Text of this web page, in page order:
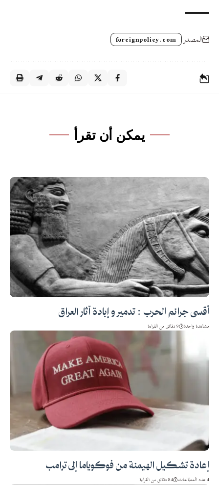
المصدر foreignpolicy.com
يمكن أن تقرأ
أقسى جرائم الحرب : تدمير و إبادة آثار العراق
مشاهدة واحدة 9 دقائق من القراءة
إعادة تشكيل الهيمنة من فوكوياما إلى ترامب
4 عدد المطالعات 84 دقائق من القراءة